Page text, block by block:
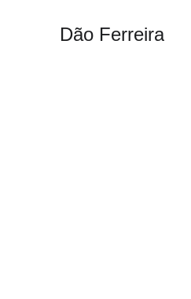
Dão Ferreira